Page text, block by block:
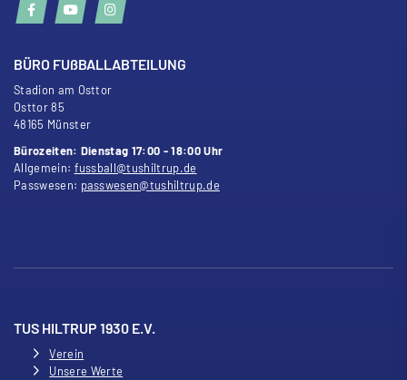
BÜRO FUßBALLABTEILUNG
Stadion am Osttor
Osttor 85
48165 Münster
Bürozeiten: Dienstag 17:00 - 18:00 Uhr
Allgemein: fussball@tushiltrup.de
Passwesen: passwesen@tushiltrup.de
TUS HILTRUP 1930 E.V.
Verein
Unsere Werte